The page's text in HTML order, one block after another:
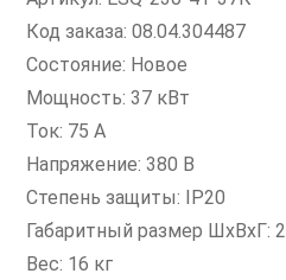
Код заказа: 08.04.304487
Состояние: Новое
Мощность: 37 кВт
Ток: 75 А
Напряжение: 380 В
Степень защиты: IP20
Габаритный размер ШхВхГ:
Вес: 16 кг